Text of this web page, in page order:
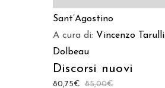
Sant’Agostino
A cura di: Vincenzo Tarulli
Dolbeau
Discorsi nuovi
85,00€
80,75€